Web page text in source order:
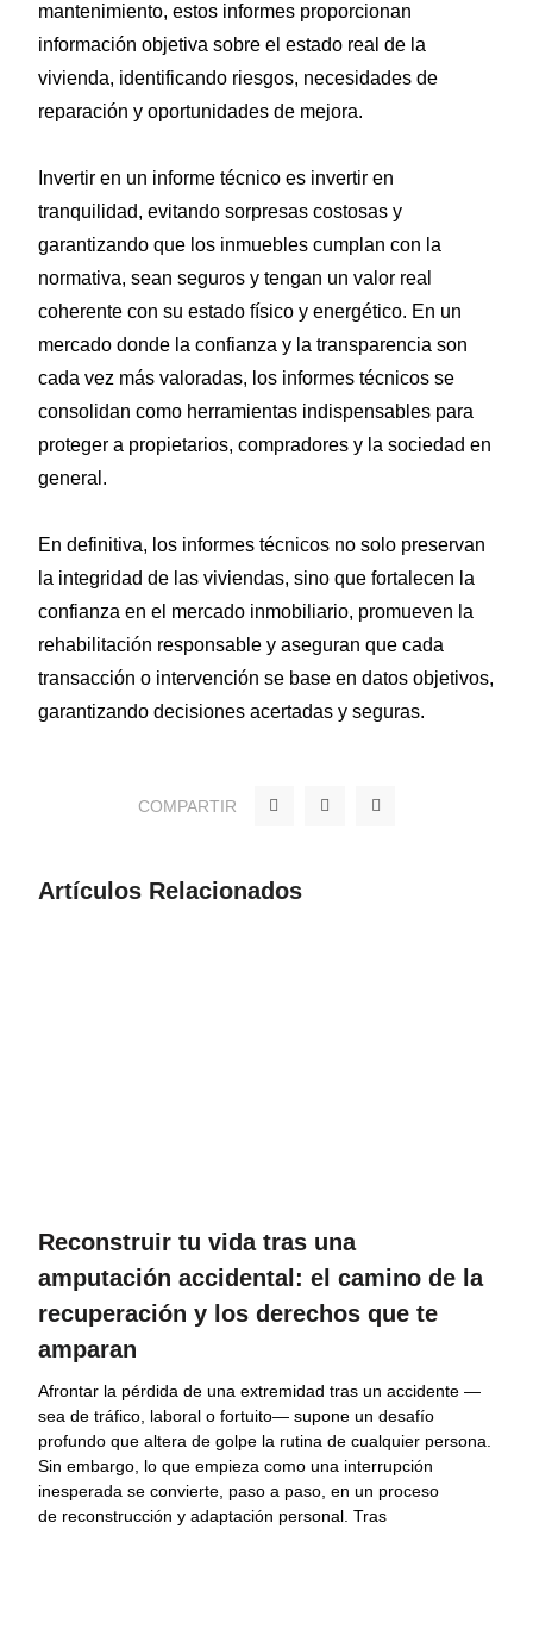
mantenimiento, estos informes proporcionan
información objetiva sobre el estado real de la
vivienda, identificando riesgos, necesidades de
reparación y oportunidades de mejora.
Invertir en un informe técnico es invertir en
tranquilidad, evitando sorpresas costosas y
garantizando que los inmuebles cumplan con la
normativa, sean seguros y tengan un valor real
coherente con su estado físico y energético. En un
mercado donde la confianza y la transparencia son
cada vez más valoradas, los informes técnicos se
consolidan como herramientas indispensables para
proteger a propietarios, compradores y la sociedad en
general.
En definitiva, los informes técnicos no solo preservan
la integridad de las viviendas, sino que fortalecen la
confianza en el mercado inmobiliario, promueven la
rehabilitación responsable y aseguran que cada
transacción o intervención se base en datos objetivos,
garantizando decisiones acertadas y seguras.
COMPARTIR
a
o
o
w
o
Artículos Relacionados
Reconstruir tu vida tras una
amputación accidental: el camino de la
recuperación y los derechos que te
amparan
Afrontar la pérdida de una extremidad tras un accidente —
sea de tráfico, laboral o fortuito— supone un desafío
profundo que altera de golpe la rutina de cualquier persona.
Sin embargo, lo que empieza como una interrupción
inesperada se convierte, paso a paso, en un proceso
de reconstrucción y adaptación personal. Tras